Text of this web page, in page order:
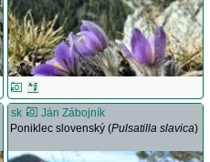
sk
Ján Zábojník
Poniklec slovenský (Pulsatilla slavica)